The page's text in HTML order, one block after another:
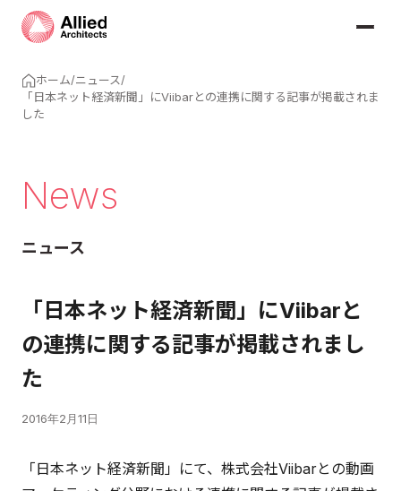
ホーム/ニュース/
「日本ネット経済新聞」にViibarとの連携に関する記事が掲載されま
した
News
ニュース
「日本ネット経済新聞」にViibarと
の連携に関する記事が掲載されまし
た
2016年2月11日
「日本ネット経済新聞」にて、株式会社Viibarとの動画